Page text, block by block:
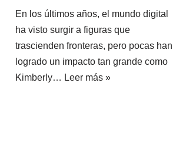
En los últimos años, el mundo digital
ha visto surgir a figuras que
trascienden fronteras, pero pocas han
logrado un impacto tan grande como
Kimberly… Leer más »